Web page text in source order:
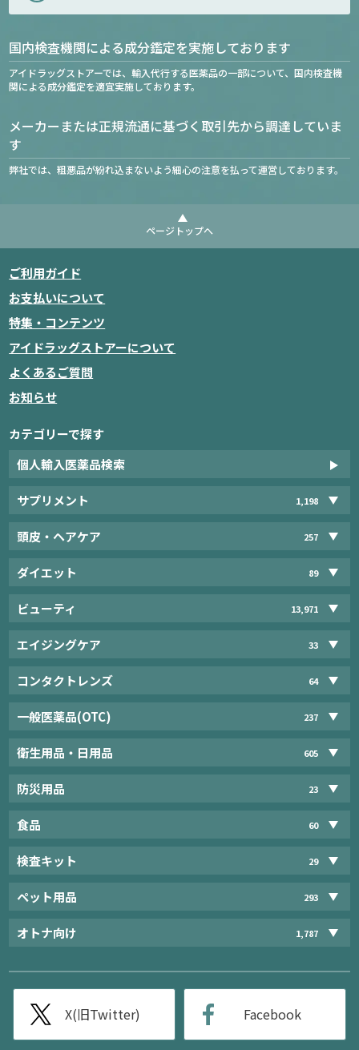
国内検査機関による成分鑑定を実施しております
アイドラッグストアーでは、輸入代行する医薬品の一部について、国内検査機
関による成分鑑定を適宜実施しております。
メーカーまたは正規流通に基づく取引先から調達していま
す
弊社では、粗悪品が紛れ込まないよう細心の注意を払って運営しております。
ページトップへ
ご利用ガイド
お支払いについて
特集・コンテンツ
アイドラッグストアーについて
よくあるご質問
お知らせ
カテゴリーで探す
個人輸入医薬品検索
サプリメント 1,198
頭皮・ヘアケア 257
ダイエット 89
ビューティ 13,971
エイジングケア 33
コンタクトレンズ 64
一般医薬品(OTC) 237
衛生用品・日用品 605
防災用品 23
食品 60
検査キット 29
ペット用品 293
オトナ向け 1,787
X(旧Twitter) Facebook